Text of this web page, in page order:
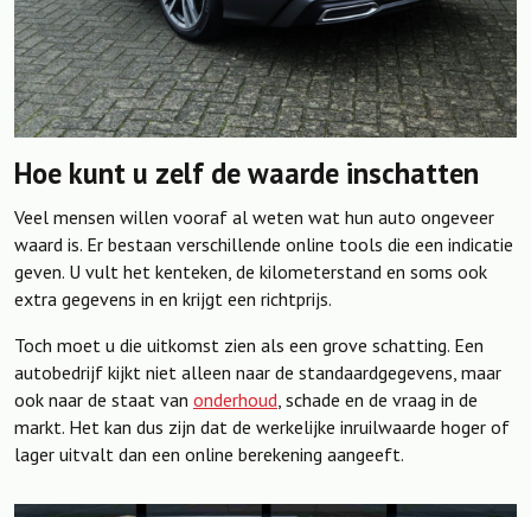
Hoe kunt u zelf de waarde inschatten
Veel mensen willen vooraf al weten wat hun auto ongeveer
waard is. Er bestaan verschillende online tools die een indicatie
geven. U vult het kenteken, de kilometerstand en soms ook
extra gegevens in en krijgt een richtprijs.
Toch moet u die uitkomst zien als een grove schatting. Een
autobedrijf kijkt niet alleen naar de standaardgegevens, maar
ook naar de staat van onderhoud , schade en de vraag in de
markt. Het kan dus zijn dat de werkelijke inruilwaarde hoger of
lager uitvalt dan een online berekening aangeeft.